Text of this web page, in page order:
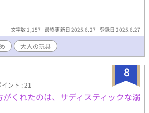
文字数 1,157 最終更新日 2025.6.27 登録日 2025.6.27
大人の玩具
8
ント : 21
がくれたのは、サディスティックな溺